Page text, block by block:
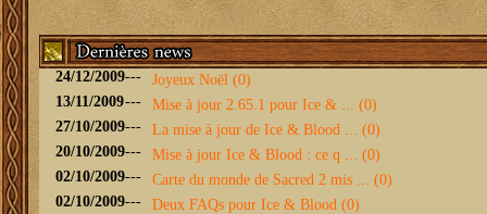
24/12/2009---
Joyeux Noël (0)
13/11/2009---
Mise à jour 2.65.1 pour Ice & ... (0)
27/10/2009---
La mise à jour de Ice & Blood ... (0)
20/10/2009---
Mise à jour Ice & Blood : ce q ... (0)
02/10/2009---
Carte du monde de Sacred 2 mis ... (0)
02/10/2009--- Deux FAQs pour Ice & Blood (0)